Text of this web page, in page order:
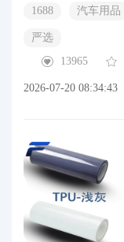
1688 汽车用品
严选
13965
2026-07-20 08:34:43